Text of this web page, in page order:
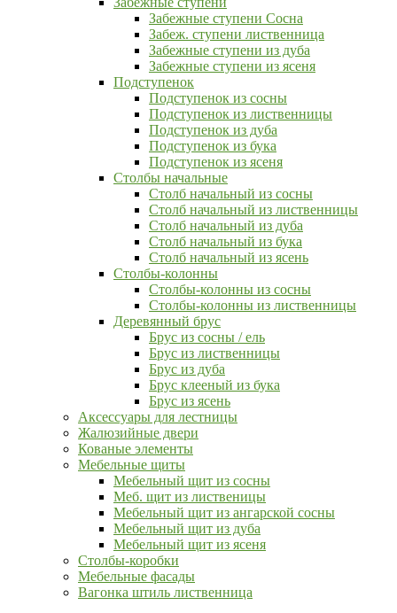
Забежные ступени Сосна
Забеж. ступени лиственница
Забежные ступени из дуба
Забежные ступени из ясеня
Подступенок
Подступенок из сосны
Подступенок из лиственницы
Подступенок из дуба
Подступенок из бука
Подступенок из ясеня
Столбы начальные
Столб начальный из сосны
Столб начальный из лиственницы
Столб начальный из дуба
Столб начальный из бука
Столб начальный из ясень
Столбы-колонны
Столбы-колонны из сосны
Столбы-колонны из лиственницы
Деревянный брус
Брус из сосны / ель
Брус из лиственницы
Брус из дуба
Брус клееный из бука
Брус из ясень
Аксессуары для лестницы
Жалюзийные двери
Кованые элементы
Мебельные щиты
Мебельный щит из сосны
Меб. щит из лиственицы
Мебельный щит из ангарской сосны
Мебельный щит из дуба
Мебельный щит из ясеня
Столбы-коробки
Мебельные фасады
Вагонка штиль лиственница